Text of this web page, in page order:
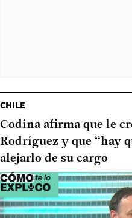
CHILE
Codina afirma que le
Rodríguez y que “hay
alejarlo de su cargo